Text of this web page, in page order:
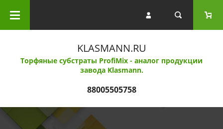
Субстраты Profi Mix
Субстрат Klasmann
KLASMANN.RU
Торфяные субстраты ProfiMix - аналог продукции
завода Klasmann.
88005505758